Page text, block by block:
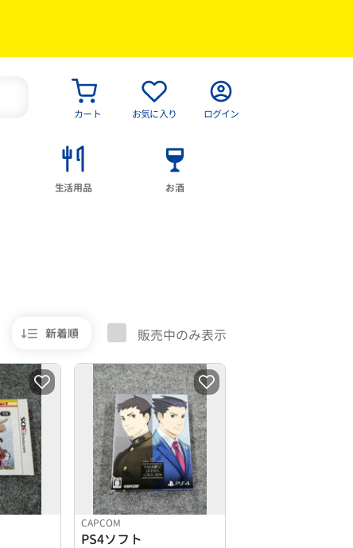
カート お気に入り ログイン
生活用品 お酒
新着順 販売中のみ表示
CAPCOM
PS4ソフト